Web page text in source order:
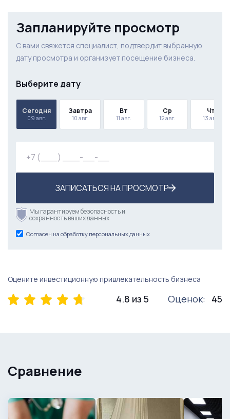
Запланируйте просмотр
С вами свяжется специалист, подтвердит выбранную
дату просмотра и организует посещение бизнеса.
Выберите дату
Сегодня
09 авг.
Завтра
10 авг.
Вт
11 авг.
Ср
12 авг.
Чт
13 авг.
ЗАПИСАТЬСЯ НА ПРОСМОТР
Мы гарантируем безопасность и
сохранность ваших данных
Согласен на обработку персональных данных
Оцените инвестиционную привлекательность бизнеса
4.8 из 5 Оценок: 45
Сравнение